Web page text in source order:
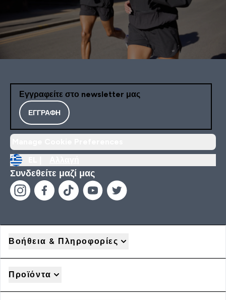
Εγγραφείτε στο newsletter μας
ΕΓΓΡΑΦΉ
Συνδεθείτε μαζί μας
Βοήθεια & Πληροφορίες
Προϊόντα